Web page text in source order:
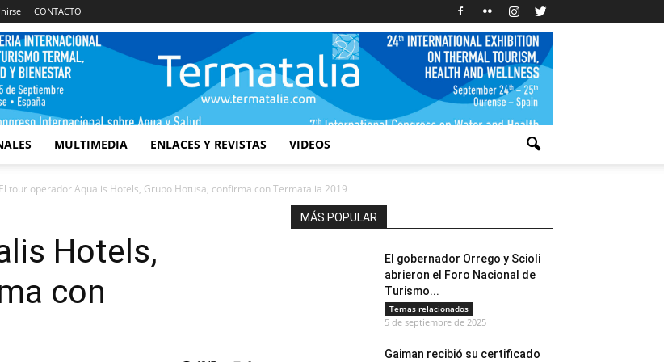
CONTACTO
MULTIMEDIA ENLACES Y REVISTAS VIDEOS
El tour operador Aqualis Hotels, Grupo Hotusa, confirma con Termatalia 2019
Hotels,
con
MÁS POPULAR
El gobernador Orrego y Scioli
abrieron el Foro Nacional de
Turismo...
Temas relacionados
5 de septiembre de 2025
Gaiman recibió su certificado